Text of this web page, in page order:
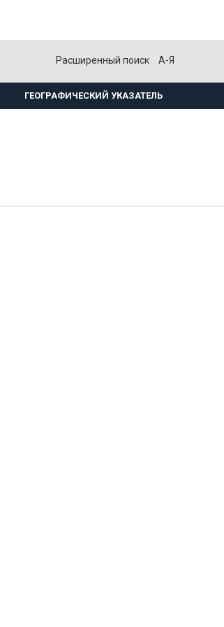
Расширенный поиск А-Я
ГЕОГРАФИЧЕСКИЙ УКАЗАТЕЛЬ